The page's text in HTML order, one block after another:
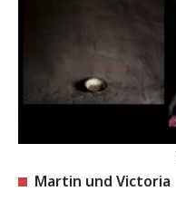
Martin und Victoria